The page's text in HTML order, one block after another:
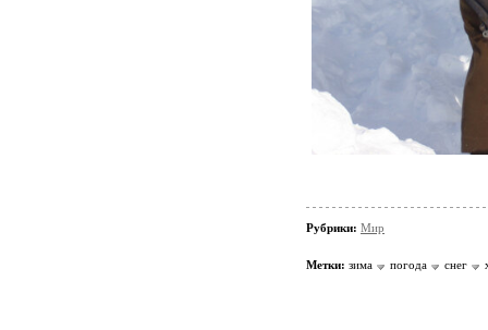
Рубрики: Мир
Метки: зима погода снег